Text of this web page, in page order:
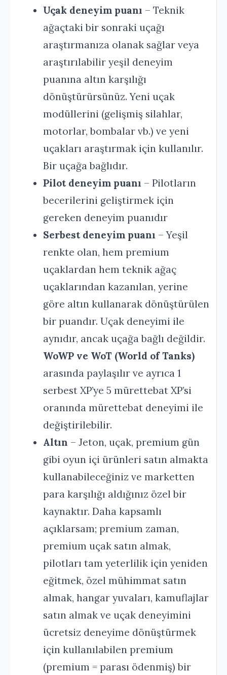
Uçak deneyim puanı – Teknik
ağaçtaki bir sonraki uçağı
araştırmanıza olanak sağlar veya
araştırılabilir yeşil deneyim
puanına altın karşılığı
dönüştürürsünüz. Yeni uçak
modüllerini (gelişmiş silahlar,
motorlar, bombalar vb.) ve yeni
uçakları araştırmak için kullanılır.
Bir uçağa bağlıdır.
Pilot deneyim puanı – Pilotların
becerilerini geliştirmek için
gereken deneyim puanıdır
Serbest deneyim puanı – Yeşil
renkte olan, hem premium
uçaklardan hem teknik ağaç
uçaklarından kazanılan, yerine
göre altın kullanarak dönüştürülen
bir puandır. Uçak deneyimi ile
aynıdır, ancak uçağa bağlı değildir.
WoWP ve WoT (World of Tanks)
arasında paylaşılır ve ayrıca 1
serbest XP’ye 5 mürettebat XP’si
oranında mürettebat deneyimi ile
değiştirilebilir.
Altın – Jeton, uçak, premium gün
gibi oyun içi ürünleri satın almakta
kullanabileceğiniz ve marketten
para karşılığı aldığınız özel bir
kaynaktır. Daha kapsamlı
açıklarsam; premium zaman,
premium uçak satın almak,
pilotları tam yeterlilik için yeniden
eğitmek, özel mühimmat satın
almak, hangar yuvaları, kamuflajlar
satın almak ve uçak deneyimini
ücretsiz deneyime dönüştürmek
için kullanılabilen premium
(premium = parası ödenmiş) bir